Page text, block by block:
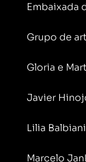
Embaixada
Grupo de
Gloria e
Javier
Lilia Balbiani
Marcelo